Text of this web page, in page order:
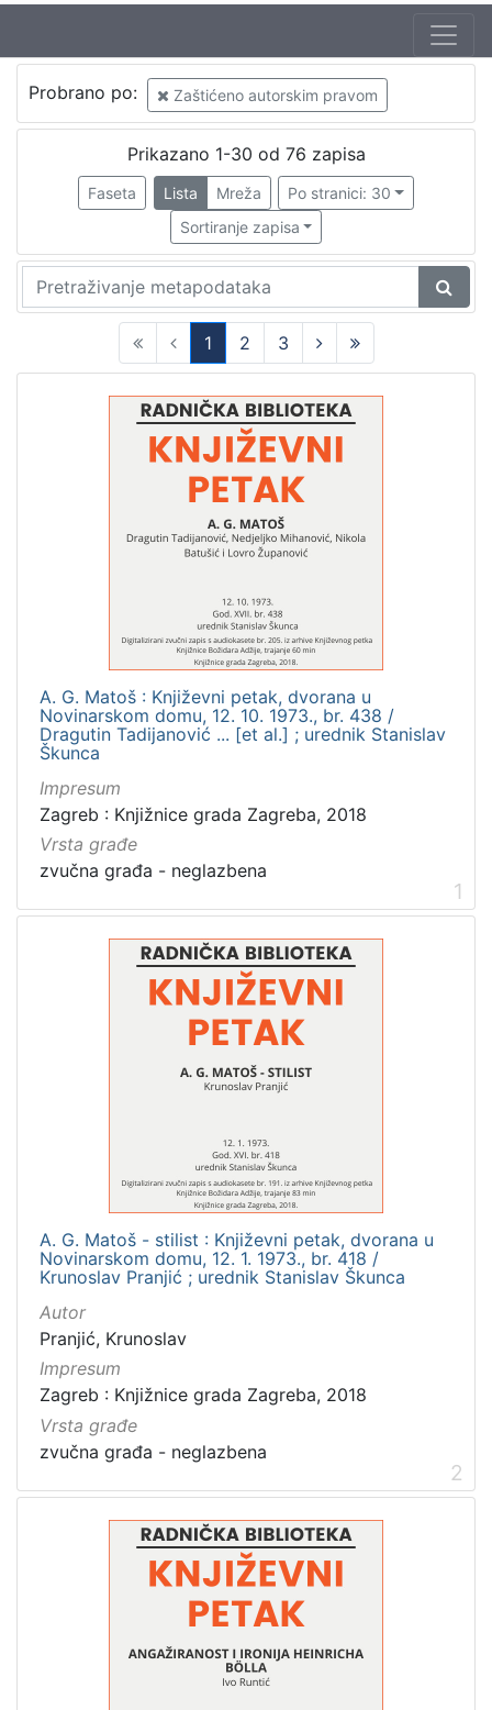
Jezik
hrvatski
61
Nakladnička
cjelina
Glasovi Književnog petka
Digitalizirana zagrebačka baština
56
Zaprešićki autori online
Knjige za djecu i mladež
Usmeni izvori
Digitalna zbirka Zaprešića
Knjige za djecu i mladež
Notni zapisi
Knjige
Probrano po: Zaštićeno autorskim pravom
Prikazano 1-30 od 76 zapisa
Faseta Lista Mreža
Po stranici: 30
Sortiranje zapisa
1
(current)
2 3
A. G. Matoš : Književni petak, dvorana u
Novinarskom domu, 12. 10. 1973., br. 438 /
Dragutin Tadijanović ... [et al.] ; urednik Stanislav
Škunca
Impresum
Zagreb : Knjižnice grada Zagreba, 2018
Vrsta građe
zvučna građa - neglazbena
1
A. G. Matoš - stilist : Književni petak, dvorana u
Novinarskom domu, 12. 1. 1973., br. 418 /
Krunoslav Pranjić ; urednik Stanislav Škunca
Autor
Pranjić, Krunoslav
Impresum
Zagreb : Knjižnice grada Zagreba, 2018
Vrsta građe
zvučna građa - neglazbena
2